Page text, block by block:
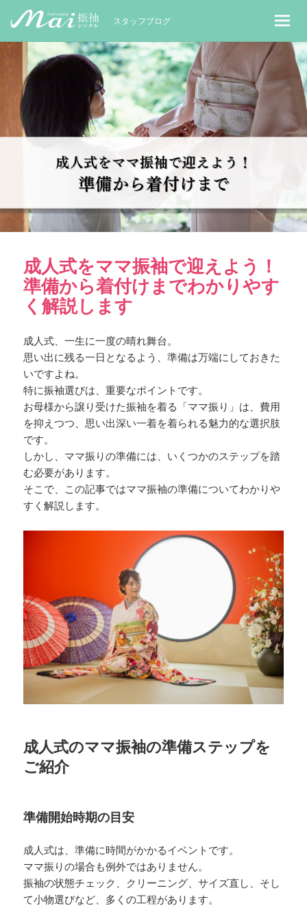
MaiレンタルBLOG｜Maiで成人式振袖
スタッフブログ
成人式をママ振袖で迎えよう！
準備から着付けまでわかりやす
く解説します
成人式、一生に一度の晴れ舞台。
思い出に残る一日となるよう、準備は万端にしておきた
いですよね。
特に振袖選びは、重要なポイントです。
お母様から譲り受けた振袖を着る「ママ振り」は、費用
を抑えつつ、思い出深い一着を着られる魅力的な選択肢
です。
しかし、ママ振りの準備には、いくつかのステップを踏
む必要があります。
そこで、この記事ではママ振袖の準備についてわかりや
すく解説します。
成人式のママ振袖の準備ステップを
ご紹介
準備開始時期の目安
成人式は、準備に時間がかかるイベントです。
ママ振りの場合も例外ではありません。
振袖の状態チェック、クリーニング、サイズ直し、そし
て小物選びなど、多くの工程があります。